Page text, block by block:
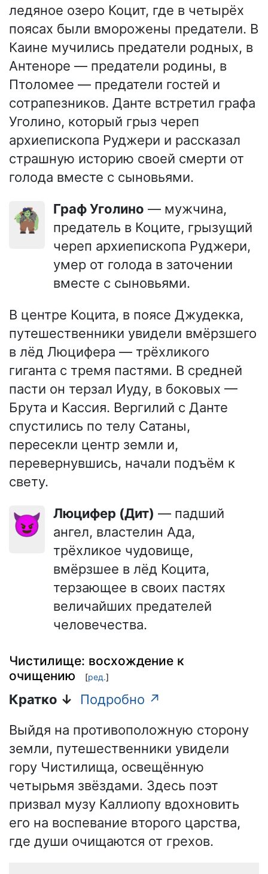
ледяное озеро Коцит, где в четырёх
поясах были вморожены предатели. В
Каине мучились предатели родных, в
Антеноре — предатели родины, в
Птоломее — предатели гостей и
сотрапезников. Данте встретил графа
Уголино, который грыз череп
архиепископа Руджери и рассказал
страшную историю своей смерти от
голода вместе с сыновьями.
🧌 Граф Уголино — мужчина,
предатель в Коците, грызущий
череп архиепископа Руджери,
умер от голода в заточении
вместе с сыновьями.
В центре Коцита, в поясе Джудекка,
путешественники увидели вмёрзшего
в лёд Люцифера — трёхликого
гиганта с тремя пастями. В средней
пасти он терзал Иуду, в боковых —
Брута и Кассия. Вергилий с Данте
спустились по телу Сатаны,
пересекли центр земли и,
перевернувшись, начали подъём к
свету.
😈 Люцифер (Дит) — падший
ангел, властелин Ада,
трёхликое чудовище,
вмёрзшее в лёд Коцита,
терзающее в своих пастях
величайших предателей
человечества.
Чистилище: восхождение к
очищению
[ред.]
Кратко ↓
Подробно ↗
Выйдя на противоположную сторону
земли, путешественники увидели
гору Чистилища, освещённую
четырьмя звёздами. Здесь поэт
призвал музу Каллиопу вдохновить
его на воспевание второго царства,
где души очищаются от грехов.